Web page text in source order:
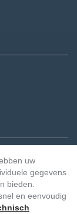
uw
gegevens
bieden.
en eenvoudig